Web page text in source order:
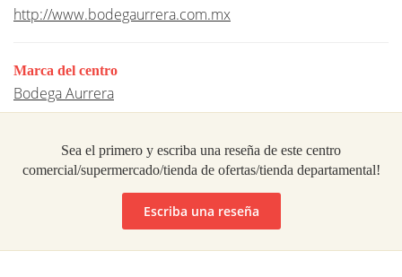
http://www.bodegaurrera.com.mx
Marca del centro
Bodega Aurrera
Sea el primero y escriba una reseña de este centro
comercial/supermercado/tienda de ofertas/tienda departamental!
Escriba una reseña